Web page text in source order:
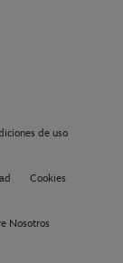
de uso
Cookies
Nosotros